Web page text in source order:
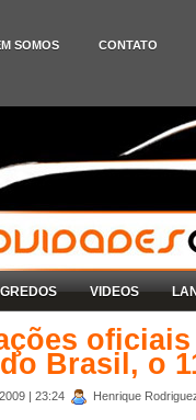
SOMOS CONTATO
VIDEOS
Brasil, o
| 23:24 Henrique